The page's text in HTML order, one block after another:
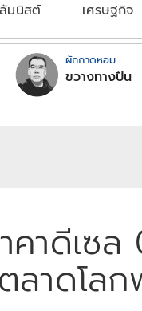
มนิสต์ เศรษฐกิจ
ผักกาดหอม
ขวางทางปืน
าดีเซ
ลาดโล